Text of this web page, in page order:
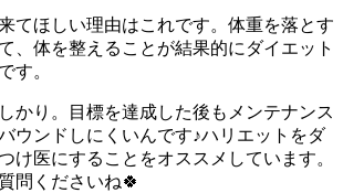
てほしい理由はこれです。体重を落とす
、体を整えることが結果的にダイエット
す。
かり。目標を達成した後もメンテナンス
ウンドしにくいんです♪ハリエットをダ
け医にすることをオススメしています。
問くださいね🍀